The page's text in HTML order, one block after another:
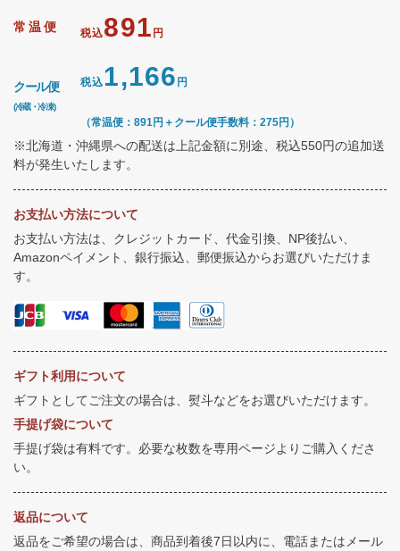
常温便 税込891 円
クール便
(冷蔵・冷凍)
税込1,166 円
（常温便：891円＋クール便手数料：275円）
※北海道・沖縄県への配送は上記金額に別途、税込550円の追加送
料が発生いたします。
お支払い方法について
お支払い方法は、クレジットカード、代金引換、NP後払い、
Amazonペイメント、銀行振込、郵便振込からお選びいただけま
す。
ギフト利用について
ギフトとしてご注文の場合は、熨斗などをお選びいただけます。
手提げ袋について
手提げ袋は有料です。必要な枚数を専用ページよりご購入くださ
い。
返品について
返品をご希望の場合は、商品到着後7日以内に、電話またはメール